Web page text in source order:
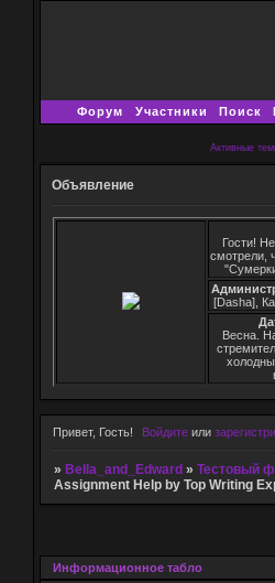
Форум Участники Поиск
Активные
Объявление
Гости!
смотрели,
[Dasha],
Весна.
Привет, Гость! Войдите или
» Bella_and_Edward » Тестовый
Assignment Help by Top Writing
Информационное табло